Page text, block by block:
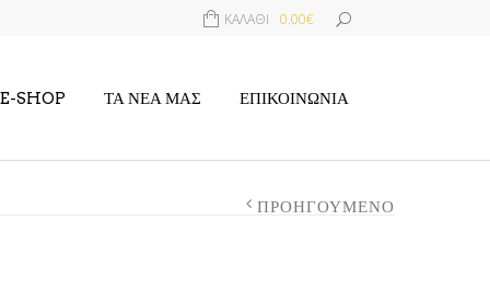
ΚΑΛΆΘΙ 0.00€
E-SHOP ΤΑ ΝΈΑ ΜΑΣ ΕΠΙΚΟΙΝΩΝΊΑ
ΠΡΟΗΓΟΎΜΕΝΟ